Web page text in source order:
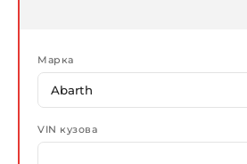
Марка
VIN кузова